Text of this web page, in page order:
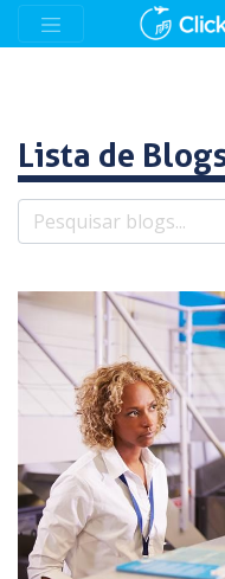
Lista de